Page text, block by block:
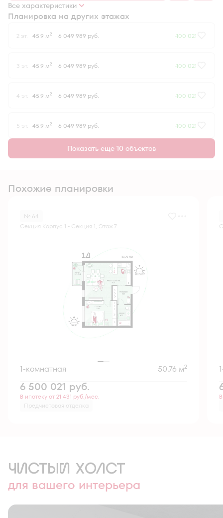
Все характеристики
Планировка на других этажах
2 эт. 45.9 м2 6 049 989 руб. -100 021
3 эт. 45.9 м2 6 049 989 руб. -100 021
4 эт. 45.9 м2 6 049 989 руб. -100 021
5 эт. 45.9 м2 6 049 989 руб. -100 021
Показать еще 10 объектов
Похожие планировки
№ 64
Секция Корпус 1 - Секция 1, Этаж 7
1-комнатная 50.76 м2
6 500 021 руб.
В ипотеку от 21 431 руб./мес.
Предчистовая отделка
ЧИСТЫЙ ХОЛСТ
для вашего интерьера